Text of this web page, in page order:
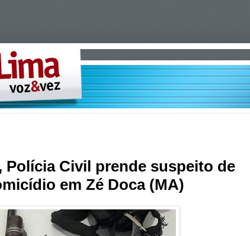
Polícia Civil prende suspeito de
em Zé Doca (MA)